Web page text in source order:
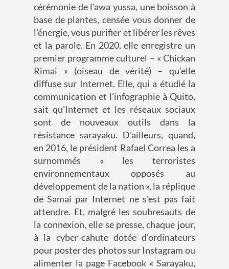
cérémonie de l'awa yussa, une boisson à
base de plantes, censée vous donner de
l'énergie, vous purifier et libérer les rêves
et la parole. En 2020, elle enregistre un
premier programme culturel – « Chickan
Rimai » (oiseau de vérité) – qu'elle
diffuse sur Internet. Elle, qui a étudié la
communication et l'infographie à Quito,
sait qu'Internet et les réseaux sociaux
sont de nouveaux outils dans la
résistance sarayaku. D'ailleurs, quand,
en 2016, le président Rafael Correa les a
surnommés « les terroristes
environnementaux opposés au
développement de la nation », la réplique
de Samai par Internet ne s'est pas fait
attendre. Et, malgré les soubresauts de
la connexion, elle se presse, chaque jour,
à la cyber-cahute dotée d'ordinateurs
pour poster des photos sur Instagram ou
alimenter la page Facebook « Sarayaku,